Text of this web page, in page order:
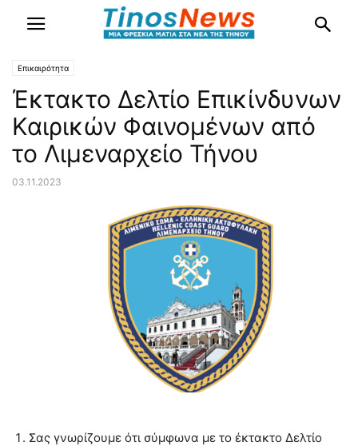
Επικαιρότητα
Έκτακτο Δελτίο Επικίνδυνων
Καιρικών Φαινομένων από
το Λιμεναρχείο Τήνου
03.11.2023
Σας γνωρίζουμε ότι σύμφωνα με το έκτακτο Δελτίο